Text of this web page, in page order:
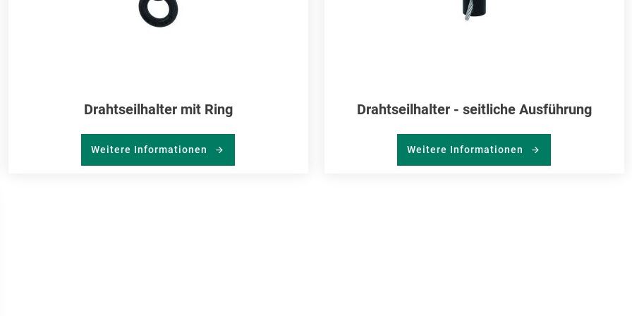
Drahtseilhalter mit Ring
Weitere Informationen
Drahtseilhalter - seitliche Ausführung
Weitere Informationen